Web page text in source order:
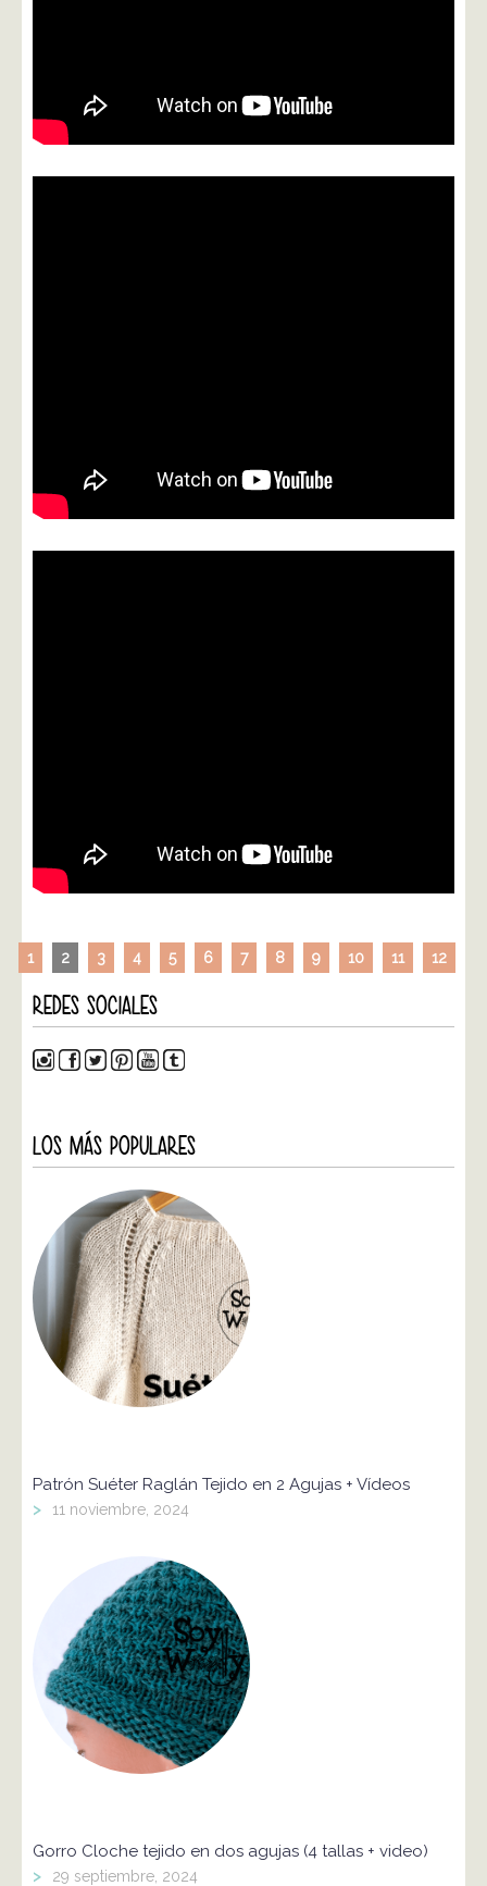
1 2 3 4 5 6 7 8 9 10 11 12
REDES SOCIALES
LOS MÁS POPULARES
Patrón Suéter Raglán Tejido en 2 Agujas + Vídeos
> 11 noviembre, 2024
Gorro Cloche tejido en dos agujas (4 tallas + video)
> 29 septiembre, 2024